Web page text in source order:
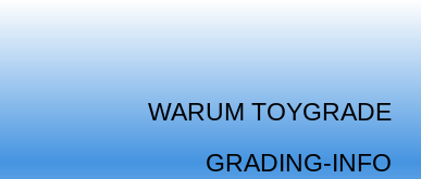
WARUM TOYGRADE
GRADING-INFO